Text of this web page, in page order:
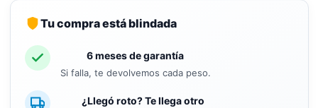
Tu compra está blindada
6 meses de garantía
Si falla, te devolvemos cada peso.
¿Llegó roto? Te llega otro